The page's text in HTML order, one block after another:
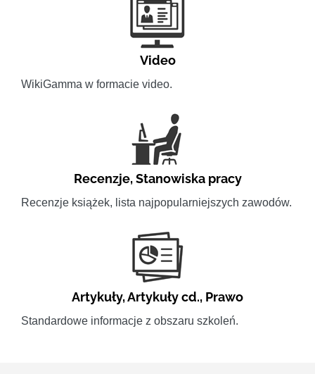
Video
WikiGamma w formacie video.
Recenzje,Stanowiska pracy
Recenzje książek, lista najpopularniejszych zawodów.
Artykuły,Artykuły cd., Prawo
Standardowe informacje z obszaru szkoleń.